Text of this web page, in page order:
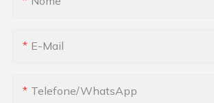
E-Mail
Telefone/WhatsApp